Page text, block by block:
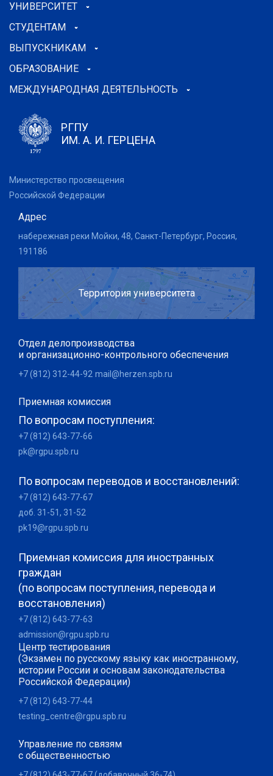
УНИВЕРСИТЕТ
СТУДЕНТАМ
ВЫПУСКНИКАМ
ОБРАЗОВАНИЕ
МЕЖДУНАРОДНАЯ ДЕЯТЕЛЬНОСТЬ
РГПУ
ИМ. А. И. ГЕРЦЕНА
Министерство просвещения
Российской Федерации
Адрес
набережная реки Мойки, 48, Санкт-Петербург, Россия,
191186
Территория университета
Отдел делопроизводства
и организационно-контрольного обеспечения
+7 (812) 312-44-92 mail@herzen.spb.ru
Приемная комиссия
По вопросам поступления:
+7 (812) 643-77-66
pk@rgpu.spb.ru
По вопросам переводов и восстановлений:
+7 (812) 643-77-67
доб. 31-51, 31-52
pk19@rgpu.spb.ru
Приемная комиссия для иностранных
граждан
(по вопросам поступления, перевода и
восстановления)
+7 (812) 643-77-63
admission@rgpu.spb.ru
Центр тестирования
(Экзамен по русскому языку как иностранному,
истории России и основам законодательства
Российской Федерации)
+7 (812) 643-77-44
testing_centre@rgpu.spb.ru
Управление по связям
с общественностью